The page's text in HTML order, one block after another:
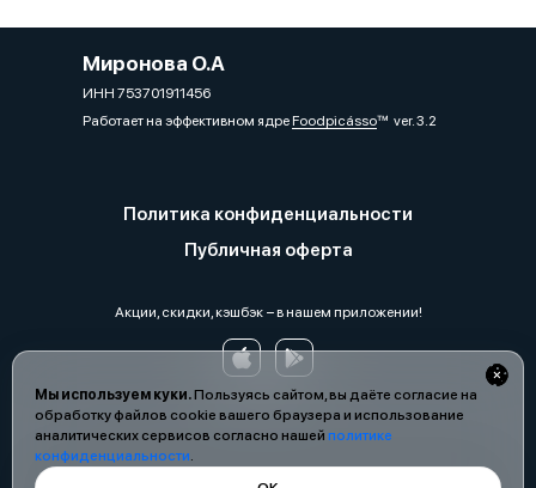
Мы используем куки.Пользуясь сайтом, вы даёте согласие на
обработку файлов cookie вашего браузера и использование
аналитических сервисов согласно нашей политике
конфиденциальности.
Миронова О.А
ИНН 753701911456
Работает на эффективном ядреFoodpicássover. 3.2
Политика конфиденциальности
Публичная оферта
Акции, скидки, кэшбэк − в нашем приложении!